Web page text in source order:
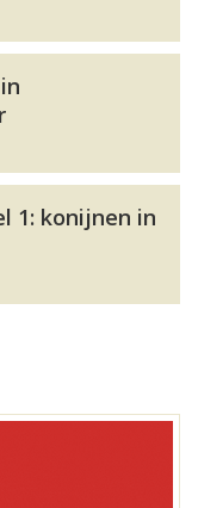
1: konijnen in